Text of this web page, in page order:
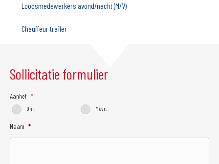
Loodsmedewerkers avond/nacht (M/V)
Chauffeur trailer
Sollicitatie formulier
Aanhef *
Dhr. Mevr.
Naam *